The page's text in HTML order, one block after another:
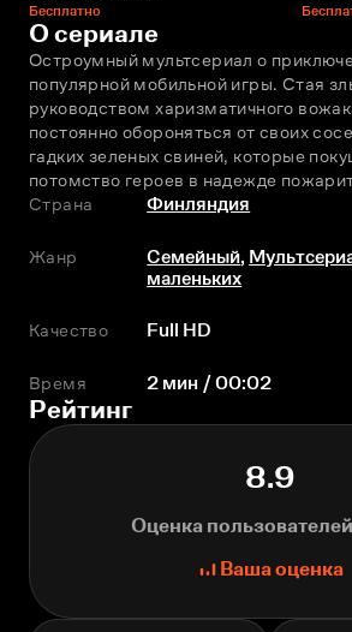
Бесплатно
О сериале
Остроумный мультсериал о
популярной мобильной игры. Стая
руководством харизматичного
постоянно обороняться от своих
гадких зелeных свиней, которые
потомство героев в надежде
Страна
Финляндия
Жанр Семейный,
маленьких
Качество Full HD
Время 2 мин / 00:02
Рейтинг
8.9
Оценка
Ваша оценка